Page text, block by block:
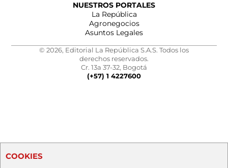
NUESTROS PORTALES
La República
Agronegocios
Asuntos Legales
© 2026, Editorial La República S.A.S. Todos los
derechos reservados.
Cr. 13a 37-32, Bogotá
(+57) 1 4227600
COOKIES